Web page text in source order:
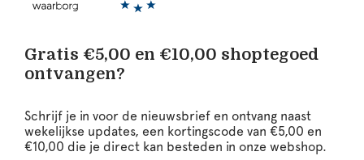
Gratis €5,00 en €10,00 shoptegoed
ontvangen?
Schrijf je in voor de nieuwsbrief en ontvang naast
wekelijkse updates, een kortingscode van €5,00 en
€10,00 die je direct kan besteden in onze webshop.